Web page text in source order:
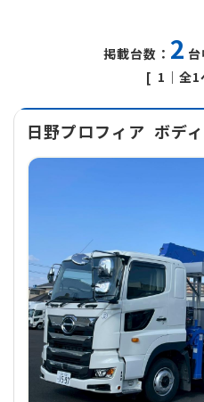
掲載台数： 2
1 ｜全
日野プロフィア ボデ